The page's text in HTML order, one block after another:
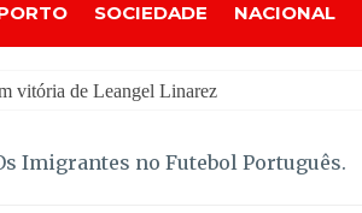
SOCIEDADE NACIONAL
Imigrantes no Futebol Português.